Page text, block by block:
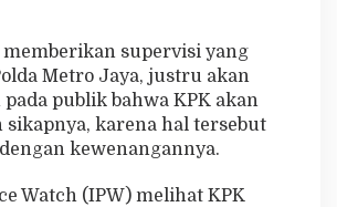
memberikan supervisi yang
Metro Jaya, justru akan
publik bahwa KPK akan
sikapnya, karena hal tersebut
kewenangannya.
Watch (IPW) melihat KPK